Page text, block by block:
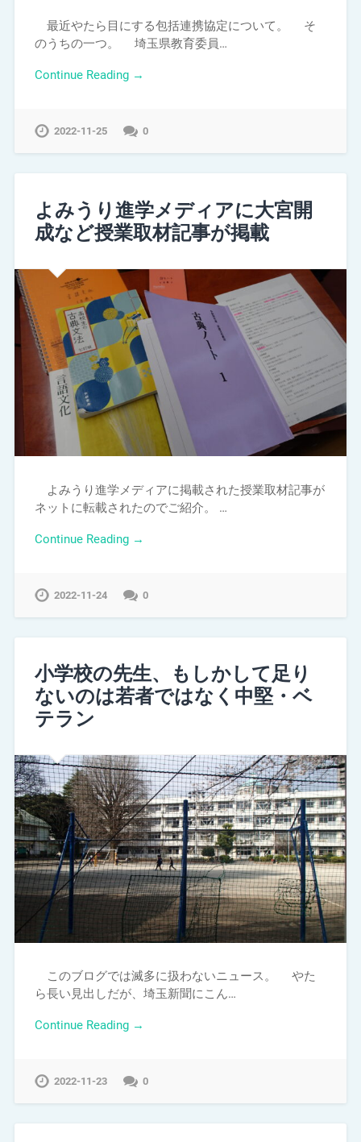
最近やたら目にする包括連携協定について。 そ
のうちの一つ。 埼玉県教育委員…
Continue Reading →
2022-11-25 0
よみうり進学メディアに大宮開
成など授業取材記事が掲載
よみうり進学メディアに掲載された授業取材記事が
ネットに転載されたのでご紹介。 …
Continue Reading →
2022-11-24 0
小学校の先生、もしかして足り
ないのは若者ではなく中堅・ベ
テラン
このブログでは滅多に扱わないニュース。 やた
ら長い見出しだが、埼玉新聞にこん…
Continue Reading →
2022-11-23 0